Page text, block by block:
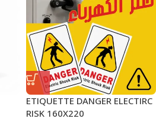
ETIQUETTE DANGER ELECTIRC
RISK 160X220